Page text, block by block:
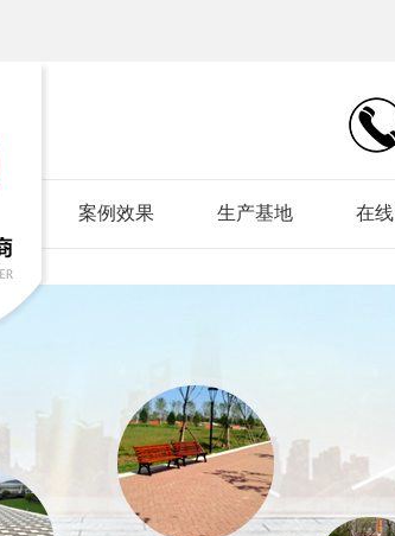
案例效果 生产基地 在